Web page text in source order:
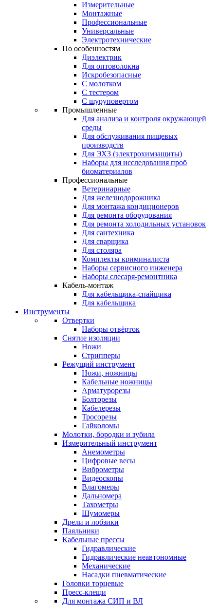
Измерительные
Монтажные
Профессиональные
Универсальные
Электротехнические
По особенностям
Диэлектрик
Для оптоволокна
Искробезопасные
С молотком
С тестером
С шуруповертом
Промышленные
Для анализа и контроля окружающей
среды
Для обслуживания пищевых
производств
Для ЭХЗ (электрохимзащиты)
Наборы для исследования проб
биоматериалов
Профессиональные
Ветеринарные
Для железнодорожника
Для монтажа кондиционеров
Для ремонта оборудования
Для ремонта холодильных установок
Для сантехника
Для сварщика
Для столяра
Комплекты криминалиста
Наборы сервисного инженера
Наборы слесаря-ремонтника
Кабель-монтаж
Для кабельщика-спайщика
Для кабельщика
Инструменты
Отвертки
Наборы отвёрток
Снятие изоляции
Ножи
Стрипперы
Режущий инструмент
Ножи, ножницы
Кабельные ножницы
Арматурорезы
Болторезы
Кабелерезы
Тросорезы
Гайколомы
Молотки, бородки и зубила
Измерительный инструмент
Анемометры
Цифровые весы
Виброметры
Видеоскопы
Влагомеры
Дальномера
Тахометры
Шумомеры
Дрели и лобзики
Паяльники
Кабельные прессы
Гидравлические
Гидравлические неавтономные
Механические
Насадки пневматические
Головки торцевые
Пресс-клещи
Для монтажа СИП и ВЛ